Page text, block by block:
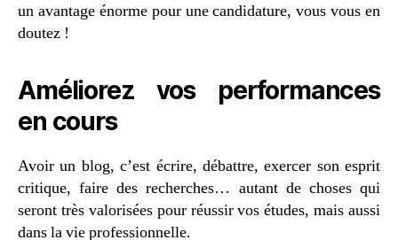
un avantage énorme pour une candidature, vous vous en
doutez !
Améliorez vos performances
en cours
Avoir un blog, c’est écrire, débattre, exercer son esprit
critique, faire des recherches… autant de choses qui
seront très valorisées pour réussir vos études, mais aussi
dans la vie professionnelle.